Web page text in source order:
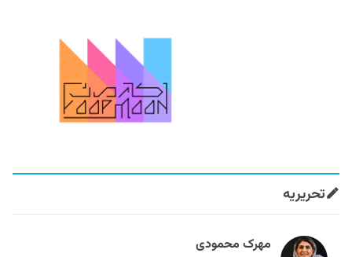
تحریریه
مهرک محمودی